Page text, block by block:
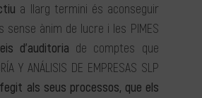
a llarg termini és aconseguir
ànim de lucre i les PIMES
d’auditoria de comptes que
Y ANÁLISIS DE EMPRESAS SLP
als seus processos, que els